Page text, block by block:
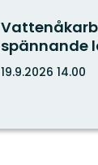
spännande
19.9.2026 14.00